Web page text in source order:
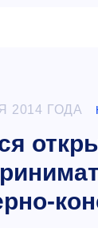
2014 ГОДА